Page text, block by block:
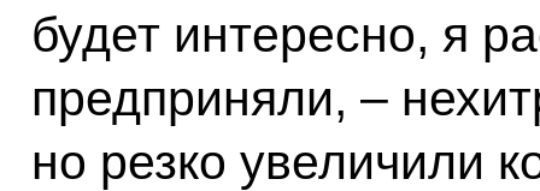
будет интересно, я
предприняли, –
но резко увеличили